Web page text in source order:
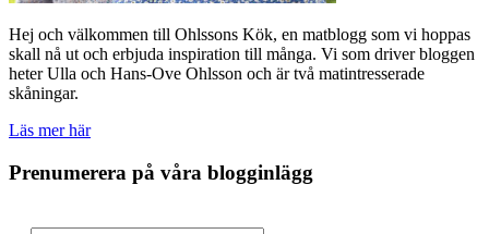
Hej och välkommen till Ohlssons Kök, en matblogg som vi hoppas
skall nå ut och erbjuda inspiration till många. Vi som driver bloggen
heter Ulla och Hans-Ove Ohlsson och är två matintresserade
skåningar.
Läs mer här
Prenumerera på våra blogginlägg